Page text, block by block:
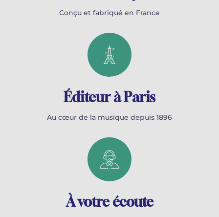
Conçu et fabriqué en France
Éditeur à Paris
Au cœur de la musique depuis 1896
À votre écoute